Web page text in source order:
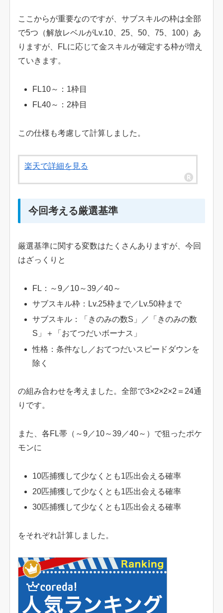
ここからが重要なのですが、サブスキルの枠は全部
で5つ（解放レベルがLv.10、25、50、75、100）あ
りますが、FLに応じて金スキルが確定する枠が増え
ていきます。
FL10～：1枠目
FL40～：2枠目
この仕様も考慮して計算しました。
楽天で詳細を見る
今回考える厳選基準
厳選基準に関する変数はたくさんありますが、今回
はざっくりと
FL：～9／10～39／40～
サブスキル枠：Lv.25枠まで／Lv.50枠まで
サブスキル：「きのみの数S」／「きのみの数
S」＋「おてつだいボーナス」
性格：条件なし／おてつだいスピードダウンを
除く
の組み合わせを考えました。全部で3×2×2×2＝24通
りです。
また、各FL帯（～9／10～39／40～）で狙ったポケ
モンに
10匹捕獲して少なくとも1匹出会える確率
20匹捕獲して少なくとも1匹出会える確率
30匹捕獲して少なくとも1匹出会える確率
をそれぞれ計算しました。